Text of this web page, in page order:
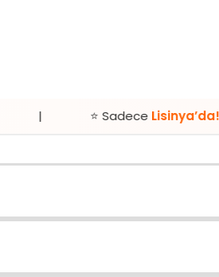
⭐ Sadece Lisinya’da!